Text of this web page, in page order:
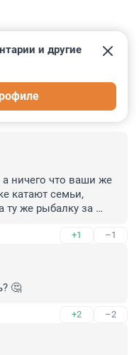
и другие
ничего что ваши же
катают семьи,
ту же рыбалку за
застрявшую
суднах и
+1 –1
🤔
+2 –2